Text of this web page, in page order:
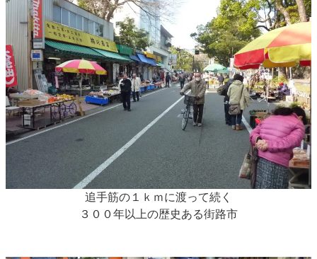
追手筋の１ｋｍに渡って続く
３００年以上の歴史ある街路市